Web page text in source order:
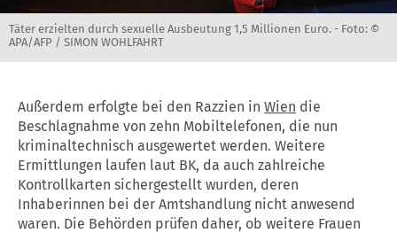
Täter erzielten durch sexuelle Ausbeutung 1,5 Millionen Euro. - Foto: ©
APA/AFP / SIMON WOHLFAHRT
Außerdem erfolgte bei den Razzien in Wien die
Beschlagnahme von zehn Mobiltelefonen, die nun
kriminaltechnisch ausgewertet werden. Weitere
Ermittlungen laufen laut BK, da auch zahlreiche
Kontrollkarten sichergestellt wurden, deren
Inhaberinnen bei der Amtshandlung nicht anwesend
waren. Die Behörden prüfen daher, ob weitere Frauen